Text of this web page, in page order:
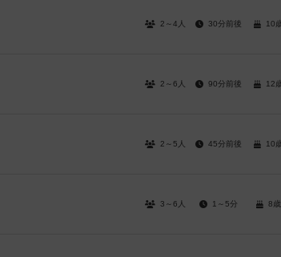
2～4人 30分前後 10
2～6人 90分前後 12
2～5人 45分前後 10
3～6人 1～5分 8歳